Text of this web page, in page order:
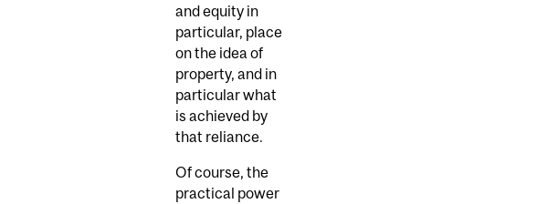
and equity in
particular, place
on the idea of
property, and in
particular what
is achieved by
that reliance.
Of course, the
practical power